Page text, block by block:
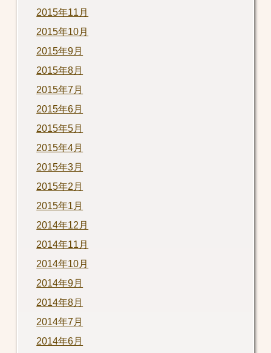
2015年11月
2015年10月
2015年9月
2015年8月
2015年7月
2015年6月
2015年5月
2015年4月
2015年3月
2015年2月
2015年1月
2014年12月
2014年11月
2014年10月
2014年9月
2014年8月
2014年7月
2014年6月